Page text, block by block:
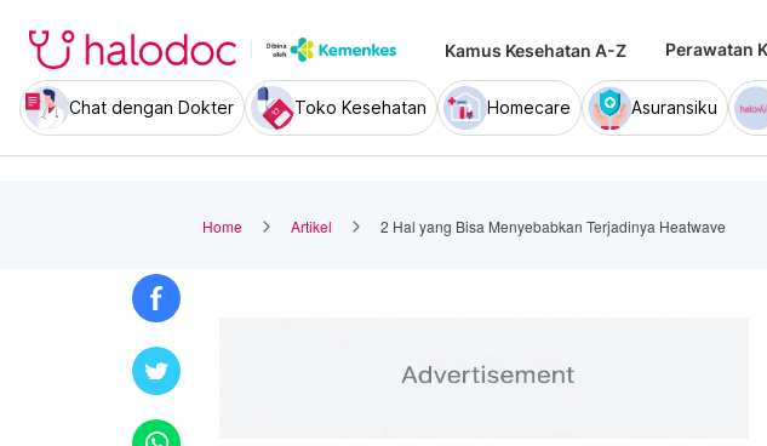
Kamus Kesehatan A-Z Perawatan
Chat dengan Dokter Toko Kesehatan Homecare Asuransiku
Home Artikel 2 Hal yang Bisa Menyebabkan Terjadinya Heatwave